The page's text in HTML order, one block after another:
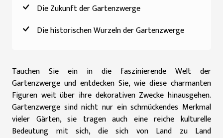
Die Zukunft der Gartenzwerge
Die historischen Wurzeln der Gartenzwerge
Tauchen Sie ein in die faszinierende Welt der
Gartenzwerge und entdecken Sie, wie diese charmanten
Figuren weit über ihre dekorativen Zwecke hinausgehen.
Gartenzwerge sind nicht nur ein schmückendes Merkmal
vieler Gärten, sie tragen auch eine reiche kulturelle
Bedeutung mit sich, die sich von Land zu Land